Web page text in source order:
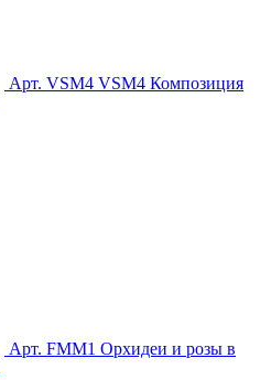
Арт. VSM4 VSM4 Композиция
Арт. FMM1 Орхидеи и розы в